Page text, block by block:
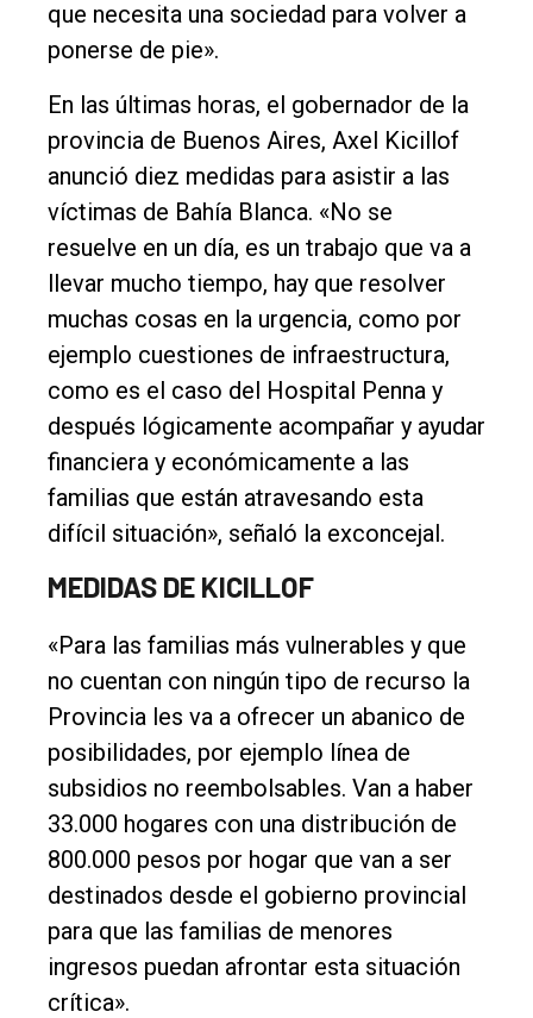
que necesita una sociedad para volver a
ponerse de pie».
En las últimas horas, el gobernador de la
provincia de Buenos Aires, Axel Kicillof
anunció diez medidas para asistir a las
víctimas de Bahía Blanca. «No se
resuelve en un día, es un trabajo que va a
llevar mucho tiempo, hay que resolver
muchas cosas en la urgencia, como por
ejemplo cuestiones de infraestructura,
como es el caso del Hospital Penna y
después lógicamente acompañar y ayudar
financiera y económicamente a las
familias que están atravesando esta
difícil situación», señaló la exconcejal.
MEDIDAS DE KICILLOF
«Para las familias más vulnerables y que
no cuentan con ningún tipo de recurso la
Provincia les va a ofrecer un abanico de
posibilidades, por ejemplo línea de
subsidios no reembolsables. Van a haber
33.000 hogares con una distribución de
800.000 pesos por hogar que van a ser
destinados desde el gobierno provincial
para que las familias de menores
ingresos puedan afrontar esta situación
crítica».